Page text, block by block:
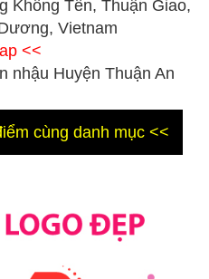
Không Tên, Thuận Giao,
Vietnam
<<
nhậu Huyện Thuận An
cùng danh mục <<